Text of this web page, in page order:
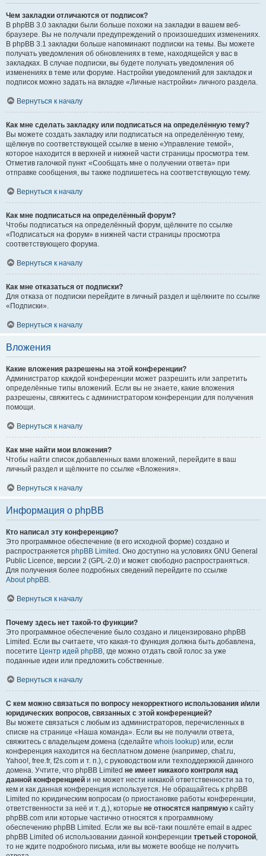
Чем закладки отличаются от подписок?
В phpBB 3.0 закладки были больше похожи на закладки в вашем веб-
браузере. Вы не получали предупреждений о произошедших изменениях.
В phpBB 3.1 закладки больше напоминают подписки на темы. Вы можете
получать уведомления об обновлениях в теме, находящейся у вас в
закладках. В случае подписки, вы будете получать уведомления об
изменениях в теме или форуме. Настройки уведомлений для закладок и
подписок можно задать на вкладке «Личные настройки» личного раздела.
Вернуться к началу
Как мне сделать закладку или подписаться на определённую тему?
Вы можете создать закладку или подписаться на определённую тему,
щёлкнув по соответствующей ссылке в меню «Управление темой»,
которое находится в верхней и нижней части страницы просмотра тем.
Отметив галочкой пункт «Сообщать мне о получении ответа» при
отправке сообщения, вы также подпишетесь на соответствующую тему.
Вернуться к началу
Как мне подписаться на определённый форум?
Чтобы подписаться на определённый форум, щёлкните по ссылке
«Подписаться на форум» в нижней части страницы просмотра
соответствующего форума.
Вернуться к началу
Как мне отказаться от подписки?
Для отказа от подписки перейдите в личный раздел и щёлкните по ссылке
«Подписки».
Вернуться к началу
Вложения
Какие вложения разрешены на этой конференции?
Администратор каждой конференции может разрешить или запретить
определённые типы вложений. Если вы не знаете, какие вложения
разрешены, свяжитесь с администратором конференции для получения
помощи.
Вернуться к началу
Как мне найти мои вложения?
Чтобы найти список добавленных вами вложений, перейдите в ваш
личный раздел и щёлкните по ссылке «Вложения».
Вернуться к началу
Информация о phpBB
Кто написал эту конференцию?
Это программное обеспечение (в его исходной форме) создано и
распространяется phpBB Limited . Оно доступно на условиях GNU General
Public Licence, версии 2 (GPL-2.0) и может свободно распространяться.
Для получения более подробных сведений перейдите по ссылке
About phpBB.
Вернуться к началу
Почему здесь нет такой-то функции?
Это программное обеспечение было создано и лицензировано phpBB
Limited. Если вы считаете, что какая-то функция должна быть добавлена,
посетите Центр идей phpBB, где можно отдать свой голос за уже
поданные идеи или предложить собственные.
Вернуться к началу
С кем можно связаться по вопросу некорректного использования и/или
юридических вопросов, связанных с этой конференцией?
Вы можете связаться с любым из администраторов, перечисленных в
списке на странице «Наша команда». Если вы не получили ответа,
свяжитесь с владельцем домена (сделайте whois lookup) или, если
конференция находится на бесплатном домене (например, chat.ru,
Yahoo!, free.fr, f2s.com и т. п.), с руководством или техподдержкой данного
домена. Учтите, что phpBB Limited не имеет никакого контроля над
данной конференцией и не может нести никакой ответственности за то,
кем и как данная конференция используется. Не обращайтесь к phpBB
Limited по юридическим вопросам (о приостановке работы конференции,
ответственности за неё и т. д.), которые не относятся напрямую к сайту
phpBB.com или которые частично относятся к программному
обеспечению phpBB Limited. Если же вы всё-таки пошлёте email в адрес
phpBB Limited об использовании данной конференции третьей стороной,
то не ждите подробного письма, или вы можете вообще не получить